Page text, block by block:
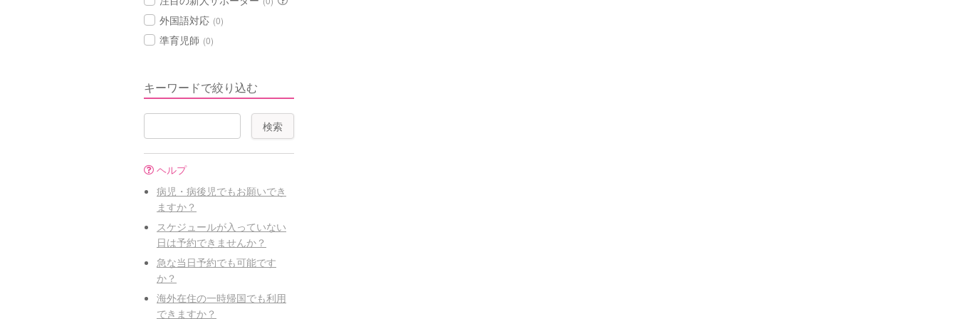
外国語対応 (0)
準育児師 (0)
キーワードで絞り込む
ヘルプ
病児・病後児でもお願いでき
ますか？
スケジュールが入っていない
日は予約できませんか？
急な当日予約でも可能です
か？
海外在住の一時帰国でも利用
できますか？